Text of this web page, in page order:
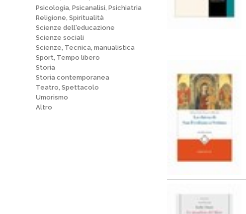
Psicologia, Psicanalisi, Psichiatria
Religione, Spiritualità
Scienze dell'educazione
Scienze sociali
Scienze, Tecnica, manualistica
Sport, Tempo libero
Storia
Storia contemporanea
Teatro, Spettacolo
Umorismo
Altro